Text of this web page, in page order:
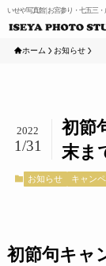
いせや写真館 | お宮参り・七五三
ホーム お知らせ
初節
末ま
2022
1/31
お知らせ キャン
初節句キャ